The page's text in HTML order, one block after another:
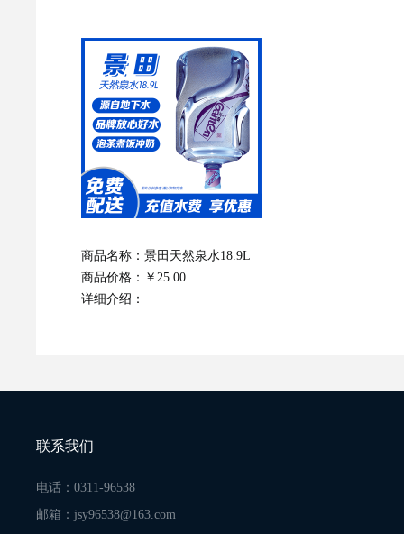
商品名称： 景田天然泉水18.9L
商品价格： ￥25.00
详细介绍：
联系我们
电话：0311-96538
邮箱：jsy96538@163.com